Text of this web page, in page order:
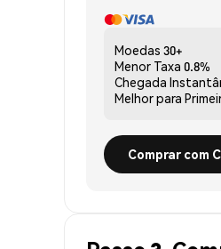
Moedas 30+
Menor Taxa 0.8%
Chegada
Melhor para
Comprar com